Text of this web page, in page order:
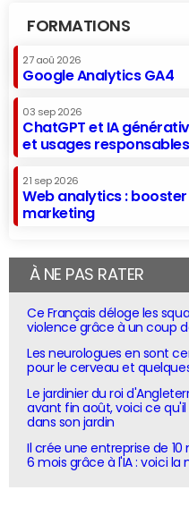
FORMATIONS
27 aoû 2026
Google Analytics GA4
03 sep 2026
ChatGPT et IA
et usages responsables
21 sep 2026
Web analytics :
marketing
À NE PAS RATER
Ce Français déloge les
violence grâce à un coup
Les neurologues en sont
pour le cerveau et
Le jardinier du roi
avant fin août, voici ce
dans son jardin
Il crée une entreprise de
6 mois grâce à l'IA : voici la